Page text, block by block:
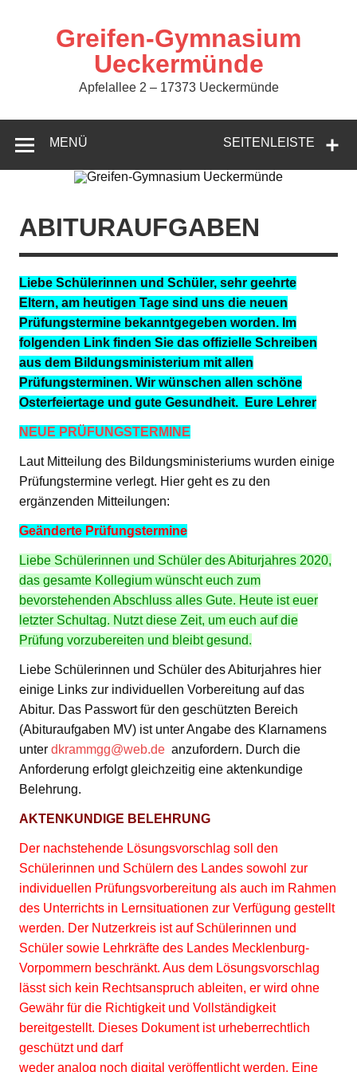
Greifen-Gymnasium
Ueckermünde
Apfelallee 2 – 17373 Ueckermünde
SEITENLEISTE
MENÜ
ABITURAUFGABEN
Liebe Schülerinnen und Schüler, sehr geehrte
Eltern, am heutigen Tage sind uns die neuen
Prüfungstermine bekanntgegeben worden. Im
folgenden Link finden Sie das offizielle Schreiben
aus dem Bildungsministerium mit allen
Prüfungsterminen. Wir wünschen allen schöne
Osterfeiertage und gute Gesundheit. Eure Lehrer
NEUE PRÜFUNGSTERMINE
Laut Mitteilung des Bildungsministeriums wurden einige
Prüfungstermine verlegt. Hier geht es zu den
ergänzenden Mitteilungen:
Geänderte Prüfungstermine
Liebe Schülerinnen und Schüler des Abiturjahres 2020,
das gesamte Kollegium wünscht euch zum
bevorstehenden Abschluss alles Gute. Heute ist euer
letzter Schultag. Nutzt diese Zeit, um euch auf die
Prüfung vorzubereiten und bleibt gesund.
Liebe Schülerinnen und Schüler des Abiturjahres hier
einige Links zur individuellen Vorbereitung auf das
Abitur. Das Passwort für den geschützten Bereich
(Abituraufgaben MV) ist unter Angabe des Klarnamens
unter dkrammgg@web.de anzufordern. Durch die
Anforderung erfolgt gleichzeitig eine aktenkundige
Belehrung.
AKTENKUNDIGE BELEHRUNG
Der nachstehende Lösungsvorschlag soll den
Schülerinnen und Schülern des Landes sowohl zur
individuellen Prüfungsvorbereitung als auch im Rahmen
des Unterrichts in Lernsituationen zur Verfügung gestellt
werden. Der Nutzerkreis ist auf Schülerinnen und
Schüler sowie Lehrkräfte des Landes Mecklenburg-
Vorpommern beschränkt. Aus dem Lösungsvorschlag
lässt sich kein Rechtsanspruch ableiten, er wird ohne
Gewähr für die Richtigkeit und Vollständigkeit
bereitgestellt. Dieses Dokument ist urheberrechtlich
geschützt und darf
weder analog noch digital veröffentlicht werden. Eine